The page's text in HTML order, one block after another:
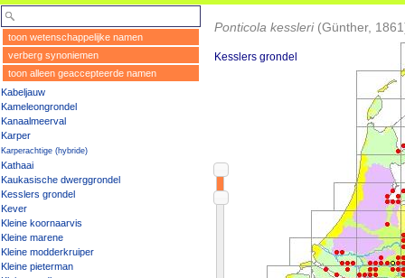
toon wetenschappelijke namen
verberg synoniemen
toon alleen geaccepteerde namen
Kabeljauw
Kameleongrondel
Kanaalmeerval
Karper
Karperachtige (hybride)
Kathaai
Kaukasische dwerggrondel
Kesslers grondel
Kever
Kleine koornaarvis
Kleine marene
Kleine modderkruiper
Kleine pieterman
Ponticola kessleri (Günther,
Kesslers grondel